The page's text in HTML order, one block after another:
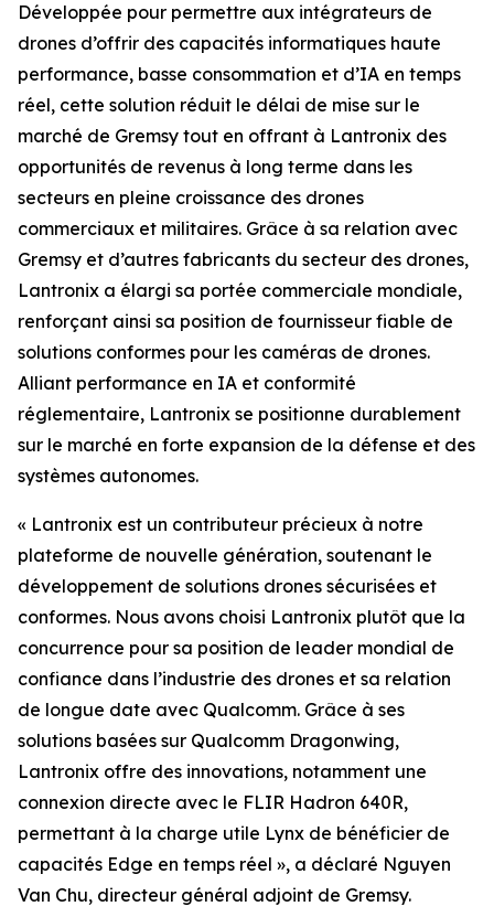
Développée pour permettre aux intégrateurs de
drones d’offrir des capacités informatiques haute
performance, basse consommation et d’IA en temps
réel, cette solution réduit le délai de mise sur le
marché de Gremsy tout en offrant à Lantronix des
opportunités de revenus à long terme dans les
secteurs en pleine croissance des drones
commerciaux et militaires. Grâce à sa relation avec
Gremsy et d’autres fabricants du secteur des drones,
Lantronix a élargi sa portée commerciale mondiale,
renforçant ainsi sa position de fournisseur fiable de
solutions conformes pour les caméras de drones.
Alliant performance en IA et conformité
réglementaire, Lantronix se positionne durablement
sur le marché en forte expansion de la défense et des
systèmes autonomes.
« Lantronix est un contributeur précieux à notre
plateforme de nouvelle génération, soutenant le
développement de solutions drones sécurisées et
conformes. Nous avons choisi Lantronix plutôt que la
concurrence pour sa position de leader mondial de
confiance dans l’industrie des drones et sa relation
de longue date avec Qualcomm. Grâce à ses
solutions basées sur Qualcomm Dragonwing,
Lantronix offre des innovations, notamment une
connexion directe avec le FLIR Hadron 640R,
permettant à la charge utile Lynx de bénéficier de
capacités Edge en temps réel », a déclaré Nguyen
Van Chu, directeur général adjoint de Gremsy.